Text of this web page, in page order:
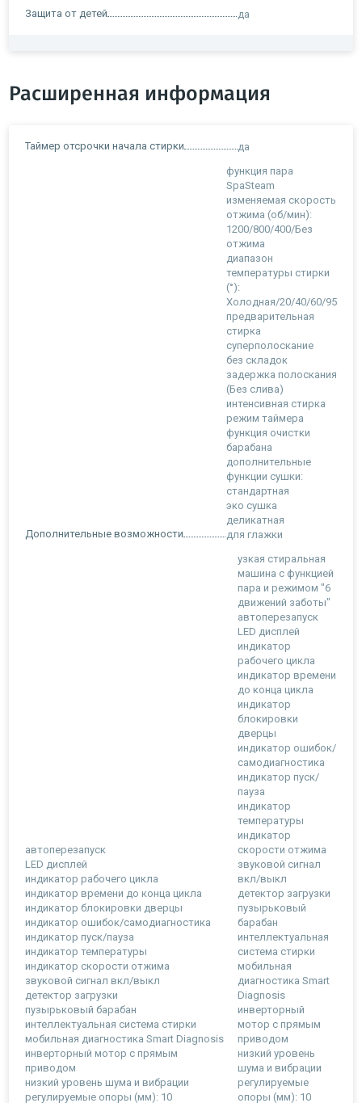
Защита от детей да
Расширенная информация
Таймер отсрочки начала стирки да
Дополнительные возможности
функция пара
SpaSteam
изменяемая скорость
отжима (об/мин):
1200/800/400/Без
отжима
диапазон
температуры стирки
(°):
Холодная/20/40/60/95
предварительная
стирка
суперполоскание
без складок
задержка полоскания
(Без слива)
интенсивная стирка
режим таймера
функция очистки
барабана
дополнительные
функции сушки:
стандартная
эко сушка
деликатная
для глажки
автоперезапуск
LED дисплей
индикатор рабочего цикла
индикатор времени до конца цикла
индикатор блокировки дверцы
индикатор ошибок/самодиагностика
индикатор пуск/пауза
индикатор температуры
индикатор скорости отжима
звуковой сигнал вкл/выкл
детектор загрузки
пузырьковый барабан
интеллектуальная система стирки
мобильная диагностика Smart Diagnosis
инверторный мотор с прямым
приводом
низкий уровень шума и вибрации
регулируемые опоры (мм): 10
узкая стиральная
машина с функцией
пара и режимом "6
движений заботы"
автоперезапуск
LED дисплей
индикатор
рабочего цикла
индикатор времени
до конца цикла
индикатор
блокировки
дверцы
индикатор ошибок/
самодиагностика
индикатор пуск/
пауза
индикатор
температуры
индикатор
скорости отжима
звуковой сигнал
вкл/выкл
детектор загрузки
пузырьковый
барабан
интеллектуальная
система стирки
мобильная
диагностика Smart
Diagnosis
инверторный
мотор с прямым
приводом
низкий уровень
шума и вибрации
регулируемые
опоры (мм): 10